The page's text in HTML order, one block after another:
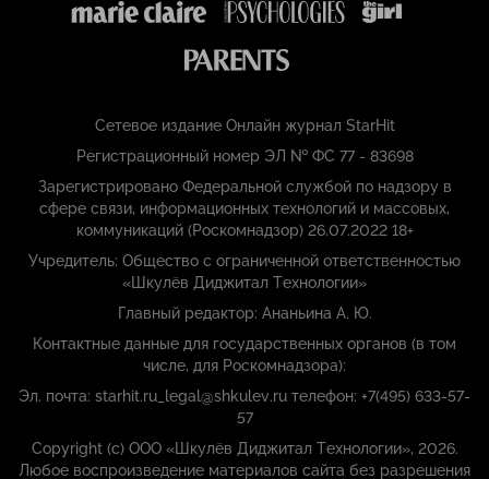
Сетевое издание Онлайн журнал StarHit
Регистрационный номер ЭЛ № ФС 77 - 83698
Зарегистрировано Федеральной службой по надзору в
сфере связи, информационных технологий и массовых,
коммуникаций (Роскомнадзор) 26.07.2022 18+
Учредитель: Общество с ограниченной ответственностью
«Шкулёв Диджитал Технологии»
Главный редактор: Ананьина А. Ю.
Контактные данные для государственных органов (в том
числе, для Роскомнадзора):
Эл. почта: starhit.ru_legal@shkulev.ru телефон: +7(495) 633-57-
57
Copyright (с) ООО «Шкулёв Диджитал Технологии», 2026.
Любое воспроизведение материалов сайта без разрешения